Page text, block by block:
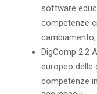
software
competenze
DigComp 2.2
europeo delle
competenze